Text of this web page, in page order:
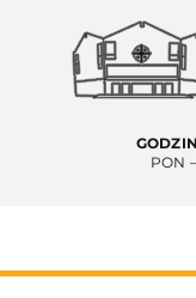
zawartości
PON